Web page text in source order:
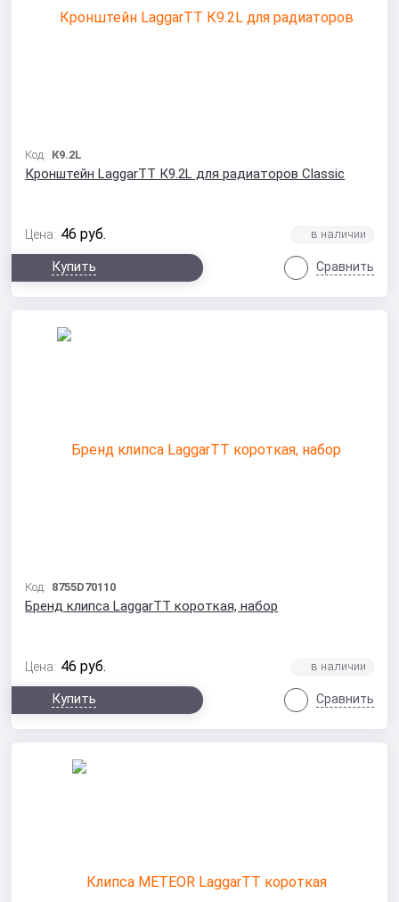
Код: К9.2L
Кронштейн LaggarTT К9.2L для радиаторов Classic
Цена: 46 руб.
Купить Сравнить
Код: 8755D70110
Бренд клипса LaggarTT короткая, набор
Цена: 46 руб.
Купить Сравнить